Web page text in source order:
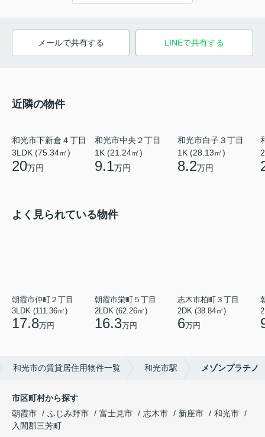
メールで共有する LINEで共有する
近隣の物件
和光市下新倉４丁目
3LDK (75.34㎡)
20万円
和光市中央２丁目
1K (21.24㎡)
9.1万円
和光市白子３丁目
1K (28.13㎡)
8.2万円
よく見られている物件
朝霞市仲町２丁目
3LDK (111.36㎡)
17.8万円
朝霞市栄町５丁目
2LDK (62.26㎡)
16.3万円
志木市柏町３丁目
2DK (38.84㎡)
6万円
和光市の賃貸居住用物件一覧 和光市駅 メゾンプラチノ
市区町村から探す
朝霞市
ふじみ野市 富士見市 志木市 新座市
和光市
入間郡三芳町